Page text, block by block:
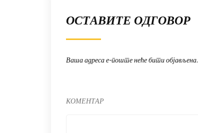
ОСТАВИТЕ ОДГОВОР
Ваша адреса е-поште неће бити објављена.
КОМЕНТАР